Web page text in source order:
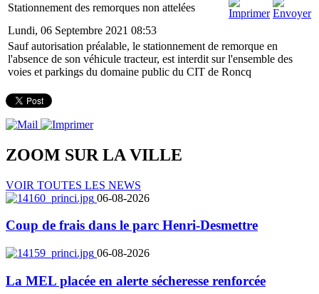
Stationnement des remorques non attelées
Lundi, 06 Septembre 2021 08:53
Sauf autorisation préalable, le stationnement de remorque en
l'absence de son véhicule tracteur, est interdit sur l'ensemble des
voies et parkings du domaine public du CIT de Roncq
ZOOM SUR LA VILLE
VOIR TOUTES LES NEWS
06-08-2026
Coup de frais dans le parc Henri-Desmettre
06-08-2026
La MEL placée en alerte sécheresse renforcée